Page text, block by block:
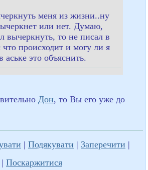
меня из жизни..ну
или нет. Думаю,
вычеркнуть, то не писал в
что происходит и могу ли я
аське это объяснить.
Дон, то Вы его уже до
| Подякувати | Заперечити |
| Поскаржитися